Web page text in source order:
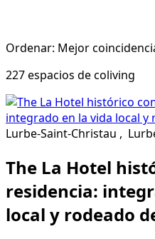
Ordenar: Mejor
227 espacios de coliving
Lurbe-Saint-Christau ,
The La Hotel
residencia:
local y rodeado